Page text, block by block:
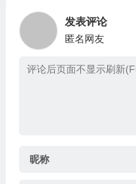
发表评论
匿名网友
昵称